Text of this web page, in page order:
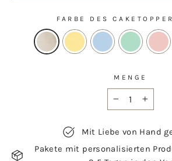
FARBE DES
MENGE
Mit Liebe von Hand
Pakete mit personalisierten